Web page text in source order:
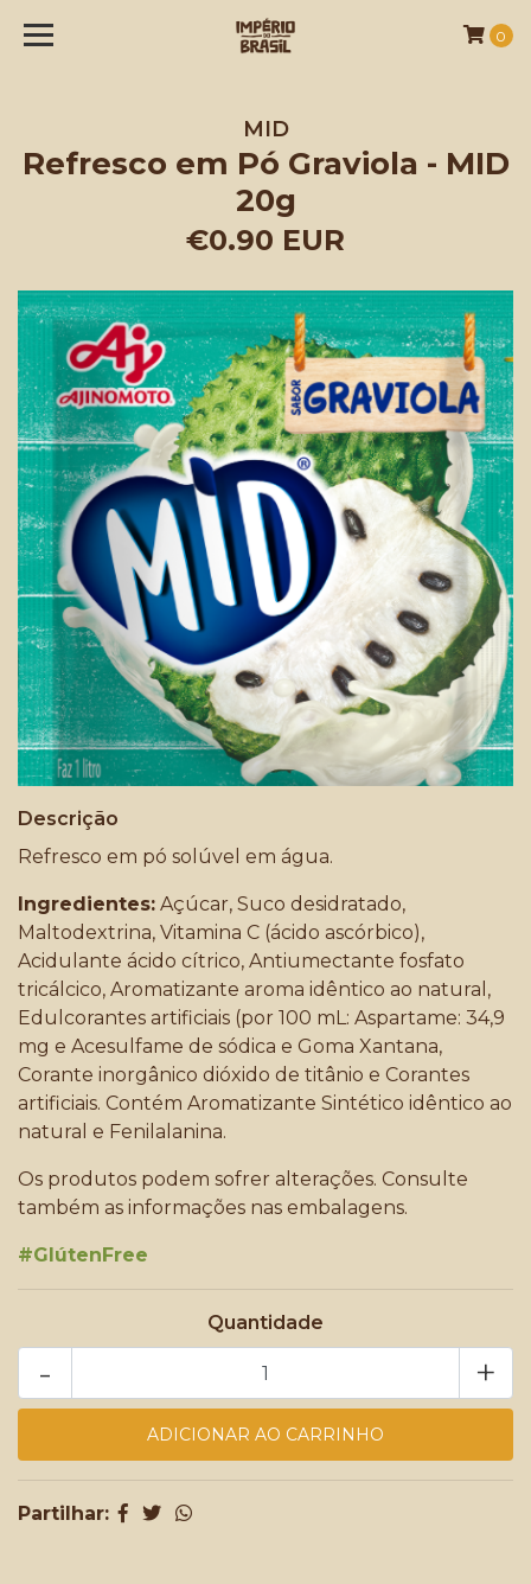
0
MID
Refresco em Pó Graviola - MID
20g
€0.90 EUR
Descrição
Refresco em pó solúvel em água.
Ingredientes: Açúcar, Suco desidratado,
Maltodextrina, Vitamina C (ácido ascórbico),
Acidulante ácido cítrico, Antiumectante fosfato
tricálcico, Aromatizante aroma idêntico ao natural,
Edulcorantes artificiais (por 100 mL: Aspartame: 34,9
mg e Acesulfame de sódica e Goma Xantana,
Corante inorgânico dióxido de titânio e Corantes
artificiais. Contém Aromatizante Sintético idêntico ao
natural e Fenilalanina.
Os produtos podem sofrer alterações. Consulte
também as informações nas embalagens.
#GlútenFree
Quantidade
+
-
Partilhar: